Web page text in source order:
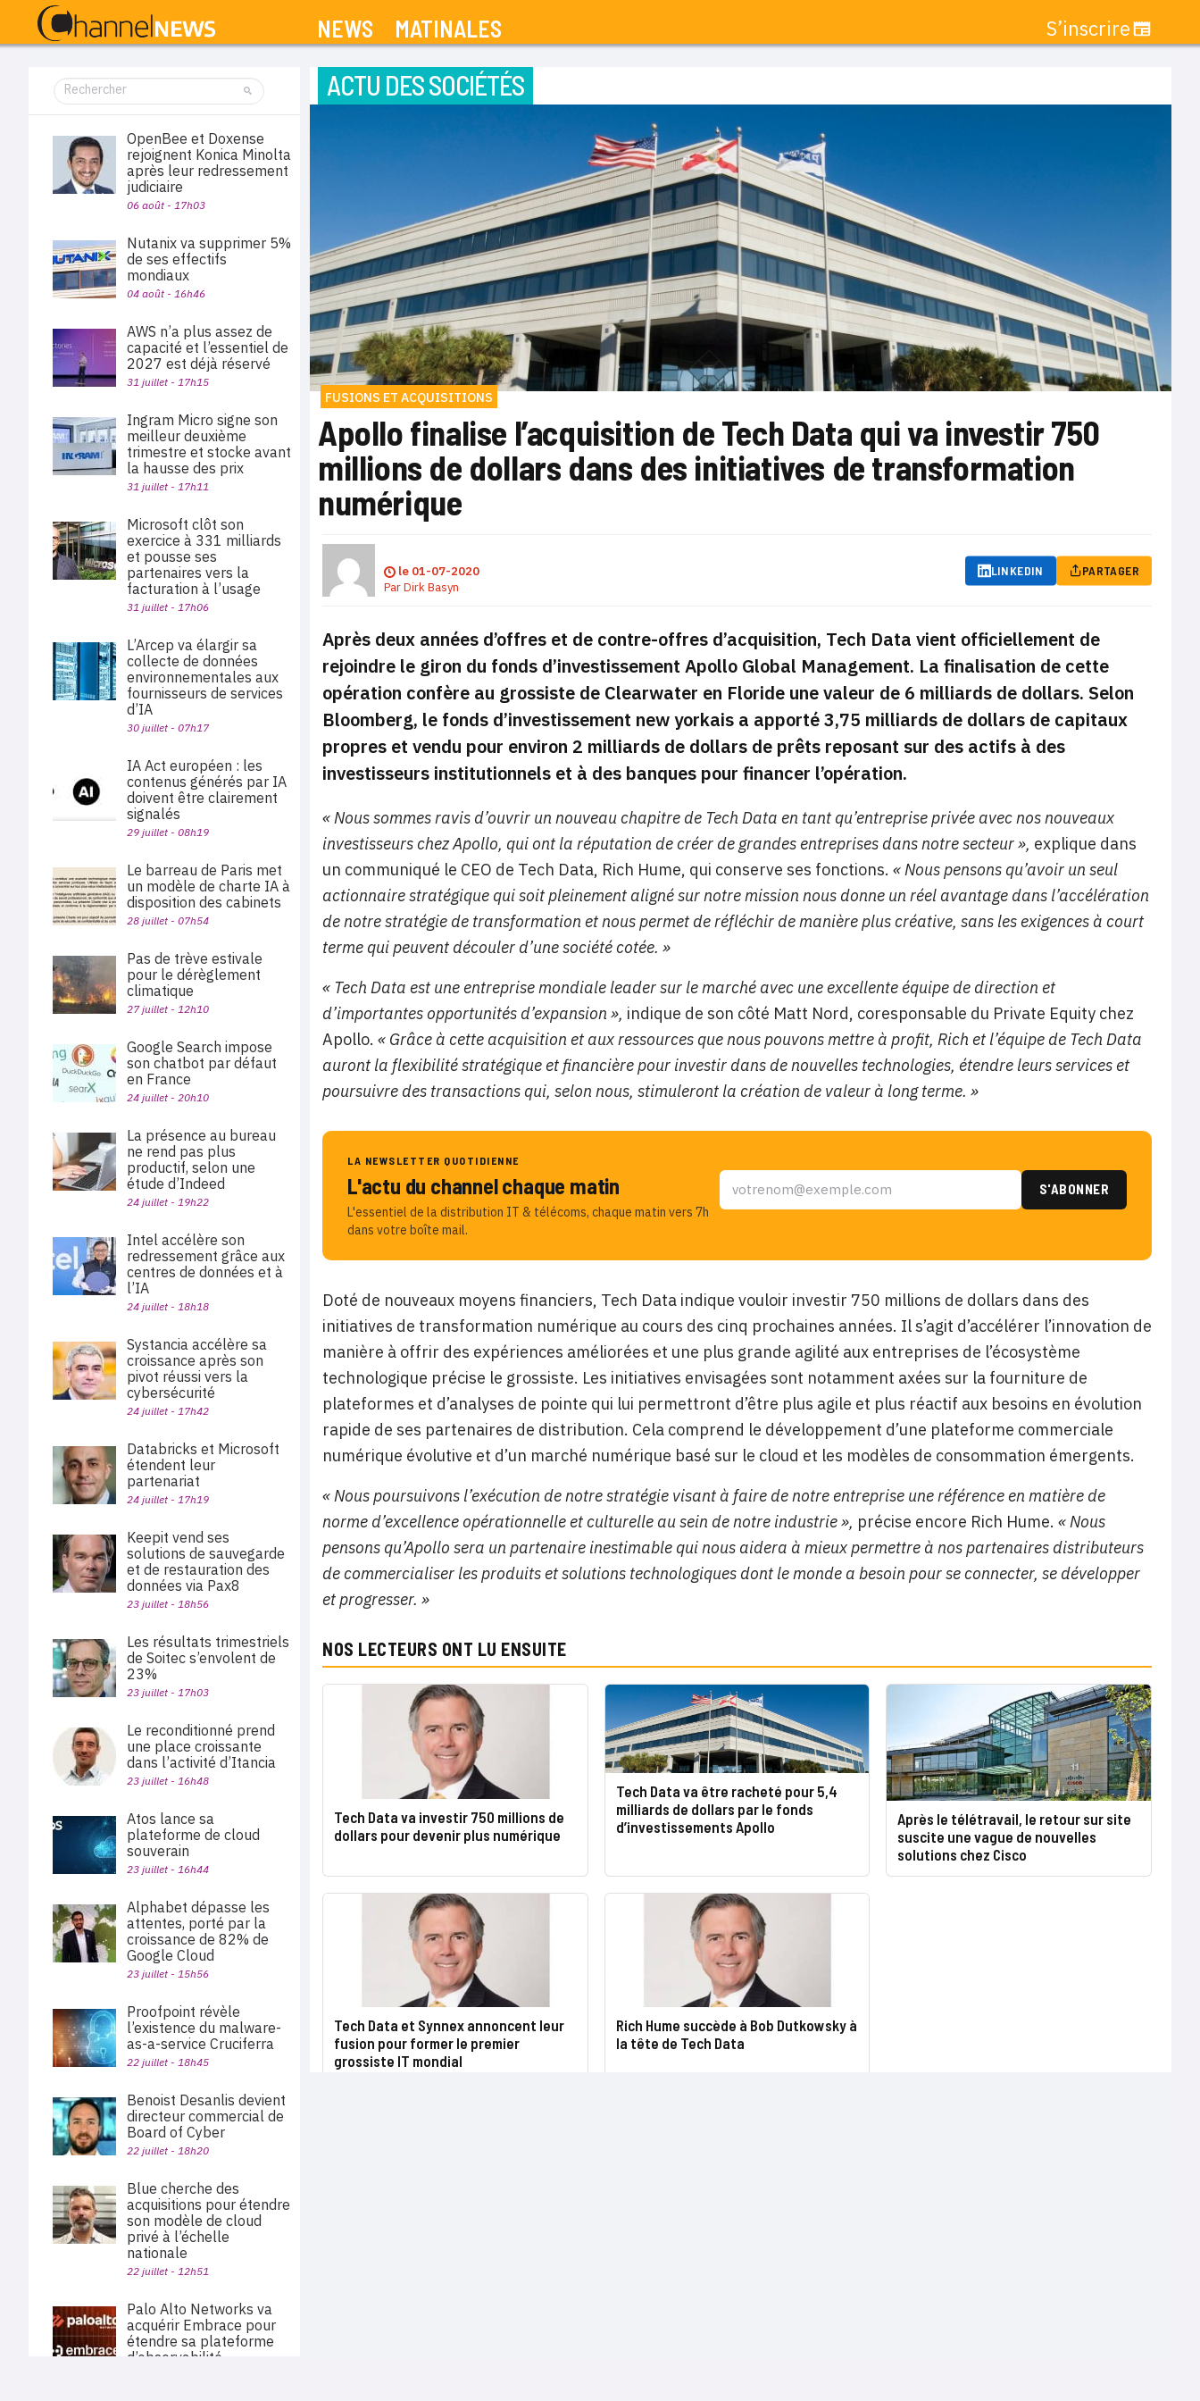
NEWS MATINALES S’inscrire
ACTU DES SOCIÉTÉS
FUSIONS ET ACQUISITIONS
Apollo finalise l’acquisition de Tech Data qui va investir 750
millions de dollars dans des initiatives de transformation
numérique
le 01-07-2020
ParDirk Basyn
LINKEDIN PARTAGER
Après deux années d’offres et de contre-offres d’acquisition, Tech Data vient officiellement de
rejoindre le giron du fonds d’investissement Apollo Global Management. La finalisation de cette
opération confère au grossiste de Clearwater en Floride une valeur de 6 milliards de dollars. Selon
Bloomberg, le fonds d’investissement new yorkais a apporté 3,75 milliards de dollars de capitaux
propres et vendu pour environ 2 milliards de dollars de prêts reposant sur des actifs à des
investisseurs institutionnels et à des banques pour financer l’opération.
« Nous sommes ravis d’ouvrir un nouveau chapitre de Tech Data en tant qu’entreprise privée avec nos nouveaux
investisseurs chez Apollo, qui ont la réputation de créer de grandes entreprises dans notre secteur », explique dans
un communiqué le CEO de Tech Data, Rich Hume, qui conserve ses fonctions. « Nous pensons qu’avoir un seul
actionnaire stratégique qui soit pleinement aligné sur notre mission nous donne un réel avantage dans l’accélération
de notre stratégie de transformation et nous permet de réfléchir de manière plus créative, sans les exigences à court
terme qui peuvent découler d’une société cotée. »
« Tech Data est une entreprise mondiale leader sur le marché avec une excellente équipe de direction et
d’importantes opportunités d’expansion », indique de son côté Matt Nord, coresponsable du Private Equity chez
Apollo. « Grâce à cette acquisition et aux ressources que nous pouvons mettre à profit, Rich et l’équipe de Tech Data
auront la flexibilité stratégique et financière pour investir dans de nouvelles technologies, étendre leurs services et
poursuivre des transactions qui, selon nous, stimuleront la création de valeur à long terme. »
LA NEWSLETTER QUOTIDIENNE
L'actu du channel chaque matin
L'essentiel de la distribution IT & télécoms, chaque matin vers 7h
dans votre boîte mail.
Doté de nouveaux moyens financiers, Tech Data indique vouloir investir 750 millions de dollars dans des
initiatives de transformation numérique au cours des cinq prochaines années. Il s’agit d’accélérer l’innovation de
manière à offrir des expériences améliorées et une plus grande agilité aux entreprises de l’écosystème
technologique précise le grossiste. Les initiatives envisagées sont notamment axées sur la fourniture de
plateformes et d’analyses de pointe qui lui permettront d’être plus agile et plus réactif aux besoins en évolution
rapide de ses partenaires de distribution. Cela comprend le développement d’une plateforme commerciale
numérique évolutive et d’un marché numérique basé sur le cloud et les modèles de consommation émergents.
« Nous poursuivons l’exécution de notre stratégie visant à faire de notre entreprise une référence en matière de
norme d’excellence opérationnelle et culturelle au sein de notre industrie », précise encore Rich Hume. « Nous
pensons qu’Apollo sera un partenaire inestimable qui nous aidera à mieux permettre à nos partenaires distributeurs
de commercialiser les produits et solutions technologiques dont le monde a besoin pour se connecter, se développer
et progresser. »
NOS LECTEURS ONT LU ENSUITE
Tech Data va investir 750 millions de
dollars pour devenir plus numérique
Tech Data va être racheté pour 5,4
milliards de dollars par le fonds
d’investissements Apollo
Après le télétravail, le retour sur site
suscite une vague de nouvelles
solutions chez Cisco
Tech Data et Synnex annoncent leur
fusion pour former le premier
grossiste IT mondial
Rich Hume succède à Bob Dutkowsky à
la tête de Tech Data
OpenBee et Doxense
rejoignent Konica Minolta
après leur redressement
judiciaire
06 août - 17h03
Nutanix va supprimer 5%
de ses effectifs
mondiaux
04 août - 16h46
AWS n’a plus assez de
capacité et l’essentiel de
2027 est déjà réservé
31 juillet - 17h15
Ingram Micro signe son
meilleur deuxième
trimestre et stocke avant
la hausse des prix
31 juillet - 17h11
Microsoft clôt son
exercice à 331 milliards
et pousse ses
partenaires vers la
facturation à l’usage
31 juillet - 17h06
L’Arcep va élargir sa
collecte de données
environnementales aux
fournisseurs de services
d’IA
30 juillet - 07h17
IA Act européen : les
contenus générés par IA
doivent être clairement
signalés
29 juillet - 08h19
Le barreau de Paris met
un modèle de charte IA à
disposition des cabinets
28 juillet - 07h54
Pas de trève estivale
pour le dérèglement
climatique
27 juillet - 12h10
Google Search impose
son chatbot par défaut
en France
24 juillet - 20h10
La présence au bureau
ne rend pas plus
productif, selon une
étude d’Indeed
24 juillet - 19h22
Intel accélère son
redressement grâce aux
centres de données et à
l’IA
24 juillet - 18h18
Systancia accélère sa
croissance après son
pivot réussi vers la
cybersécurité
24 juillet - 17h42
Databricks et Microsoft
étendent leur
partenariat
24 juillet - 17h19
Keepit vend ses
solutions de sauvegarde
et de restauration des
données via Pax8
23 juillet - 18h56
Les résultats trimestriels
de Soitec s’envolent de
23%
23 juillet - 17h03
Le reconditionné prend
une place croissante
dans l’activité d’Itancia
23 juillet - 16h48
Atos lance sa
plateforme de cloud
souverain
23 juillet - 16h44
Alphabet dépasse les
attentes, porté par la
croissance de 82% de
Google Cloud
23 juillet - 15h56
Proofpoint révèle
l’existence du malware-
as-a-service Cruciferra
22 juillet - 18h45
Benoist Desanlis devient
directeur commercial de
Board of Cyber
22 juillet - 18h20
Blue cherche des
acquisitions pour étendre
son modèle de cloud
privé à l’échelle
nationale
22 juillet - 12h51
Palo Alto Networks va
acquérir Embrace pour
étendre sa plateforme
d’observabilité